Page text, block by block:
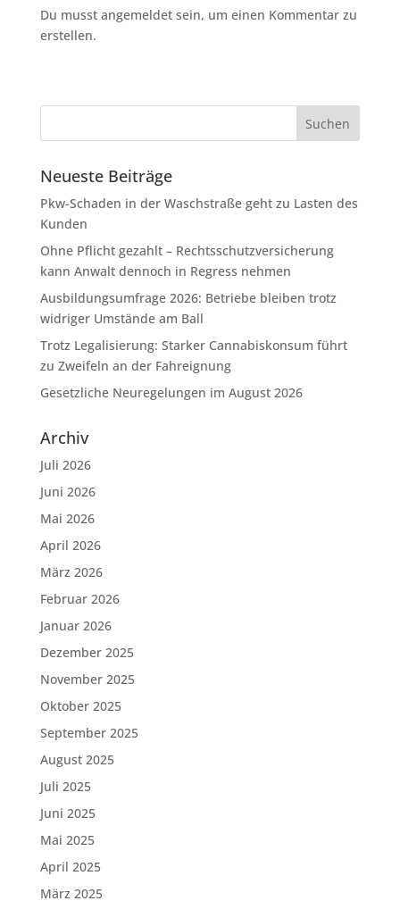
Du musst angemeldet sein, um einen Kommentar zu
erstellen.
Neueste Beiträge
Pkw-Schaden in der Waschstraße geht zu Lasten des
Kunden
Ohne Pflicht gezahlt – Rechtsschutzversicherung
kann Anwalt dennoch in Regress nehmen
Ausbildungsumfrage 2026: Betriebe bleiben trotz
widriger Umstände am Ball
Trotz Legalisierung: Starker Cannabiskonsum führt
zu Zweifeln an der Fahreignung
Gesetzliche Neuregelungen im August 2026
Archiv
Juli 2026
Juni 2026
Mai 2026
April 2026
März 2026
Februar 2026
Januar 2026
Dezember 2025
November 2025
Oktober 2025
September 2025
August 2025
Juli 2025
Juni 2025
Mai 2025
April 2025
März 2025